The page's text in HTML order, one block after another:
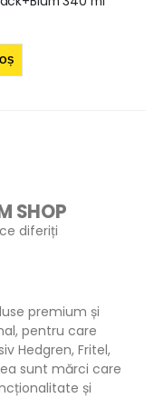
SHOP
diferiți
premium și
pentru care
Hedgren, Fritel,
sunt mărci care
și